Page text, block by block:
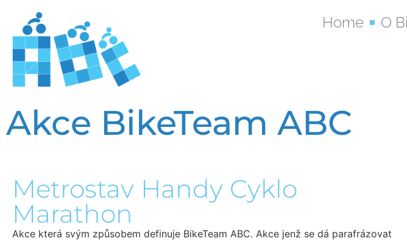
Home O
Akce BikeTeam ABC
Metrostav Handy Cyklo
Marathon
Akce která svým způsobem definuje BikeTeam ABC. Akce jenž se dá parafrázovat